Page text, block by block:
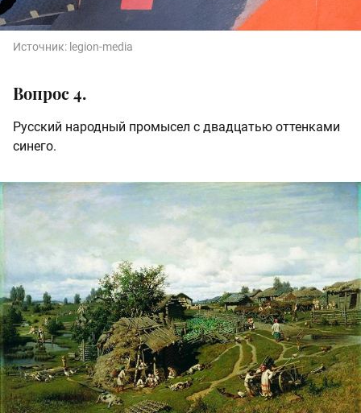
Источник: legion-media
Вопрос 4.
Русский народный промысел с двадцатью оттенками
синего.